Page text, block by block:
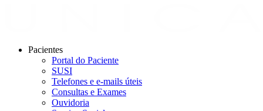
Pacientes
Portal do Paciente
SUSI
Telefones e e-mails úteis
Consultas e Exames
Ouvidoria